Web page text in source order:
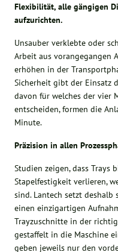
Flexibilität, alle gängigen
aufzurichten.
Unsauber verklebte oder
Arbeit aus vorangegangen
erhöhen in der
Sicherheit gibt der Einsatz
davon für welches der vier
entscheiden, formen die
Minute.
Präzision in allen
Studien zeigen, dass Trays
Stapelfestigkeit verlieren,
sind. Lantech setzt
einen einzigartigen
Trayzuschnitte in der
gestaffelt in die Maschine
geben jeweils nur den